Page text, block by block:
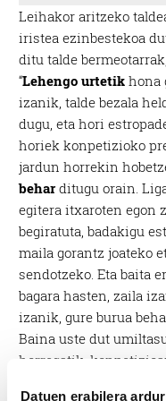
Datuen erabilera
Leihakor aritzeko
iristea ezinbestekoa
ditu talde
“Lehengo urtetik hona
izanik, talde bezala
dugu, eta hori
horiek konpetizioko
jardun horrekin
behar ditugu orain.
egitera itxaroten egon
begiratuta, badakigu
maila gorantz joateko
sendotzeko. Eta baita
bagara hasten, zaila
izanik, gure burua
Baina uste dut
horregatik,